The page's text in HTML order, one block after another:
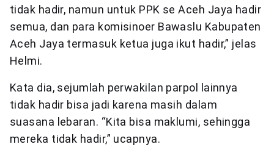
tidak hadir, namun untuk PPK se Aceh Jaya hadir
semua, dan para komisinoer Bawaslu Kabupaten
Aceh Jaya termasuk ketua juga ikut hadir,” jelas
Helmi.
Kata dia, sejumlah perwakilan parpol lainnya
tidak hadir bisa jadi karena masih dalam
suasana lebaran. “Kita bisa maklumi, sehingga
mereka tidak hadir,” ucapnya.